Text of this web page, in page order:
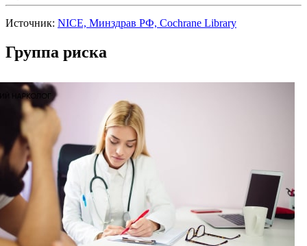
Источник: NICE, Минздрав РФ, Cochrane Library
Группа риска